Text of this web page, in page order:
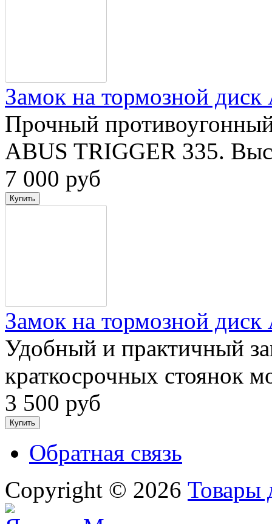
Замок на тормозной
Прочный
ABUS TRIGGER 335.
7 000 руб
Замок на тормозной
Удобный и практичный
краткосрочных стоянок
3 500 руб
Обратная связь
Copyright © 2026 Товары